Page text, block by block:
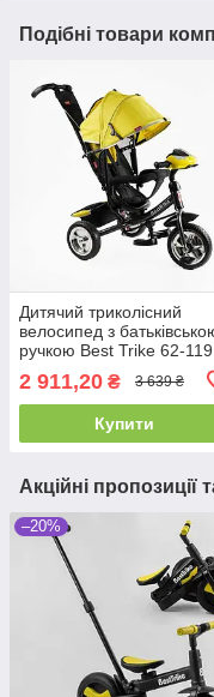
Подібні товари
Дитячий триколісний
велосипед з
ручкою Best Trike 62-119
фара, USB,
2 911,20 ₴ 3 639 ₴
Купити
Акційні пропозиції
–20%